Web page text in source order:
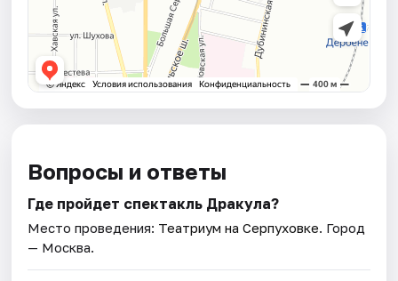
Вопросы и ответы
Где пройдет спектакль Дракула?
Место проведения: Театриум на Серпуховке. Город
— Москва.